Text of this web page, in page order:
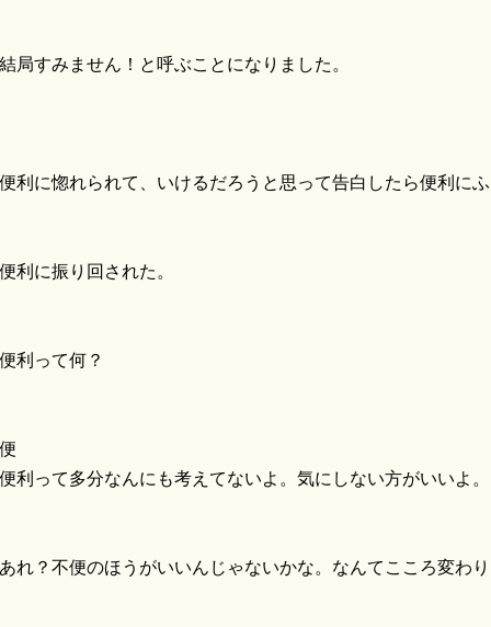
局すみません！と呼ぶことになりました。
利に惚れられて、いけるだろうと思って告白したら便利にふ
利に振り回された。
利って何？
便利って多分なんにも考えてないよ。気にしない方がいいよ。
れ？不便のほうがいいんじゃないかな。なんてこころ変わり